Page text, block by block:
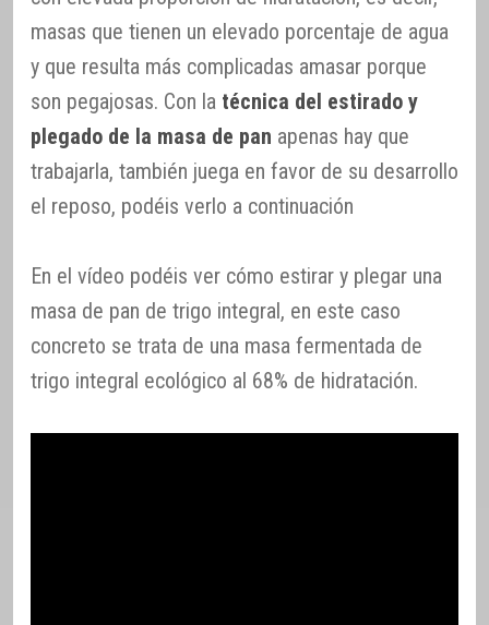
masas que tienen un elevado porcentaje de agua
y que resulta más complicadas amasar porque
son pegajosas. Con la técnica del estirado y
plegado de la masa de pan apenas hay que
trabajarla, también juega en favor de su desarrollo
el reposo, podéis verlo a continuación
En el vídeo podéis ver cómo estirar y plegar una
masa de pan de trigo integral, en este caso
concreto se trata de una masa fermentada de
trigo integral ecológico al 68% de hidratación.